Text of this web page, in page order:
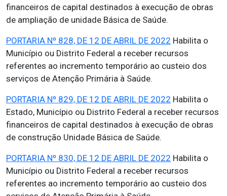
financeiros de capital destinados à execução de obras
de ampliação de unidade Básica de Saúde.
PORTARIA Nº 828, DE 12 DE ABRIL DE 2022 Habilita o
Município ou Distrito Federal a receber recursos
referentes ao incremento temporário ao custeio dos
serviços de Atenção Primária à Saúde.
PORTARIA Nº 829, DE 12 DE ABRIL DE 2022 Habilita o
Estado, Município ou Distrito Federal a receber recursos
financeiros de capital destinados à execução de obras
de construção Unidade Básica de Saúde.
PORTARIA Nº 830, DE 12 DE ABRIL DE 2022 Habilita o
Município ou Distrito Federal a receber recursos
referentes ao incremento temporário ao custeio dos